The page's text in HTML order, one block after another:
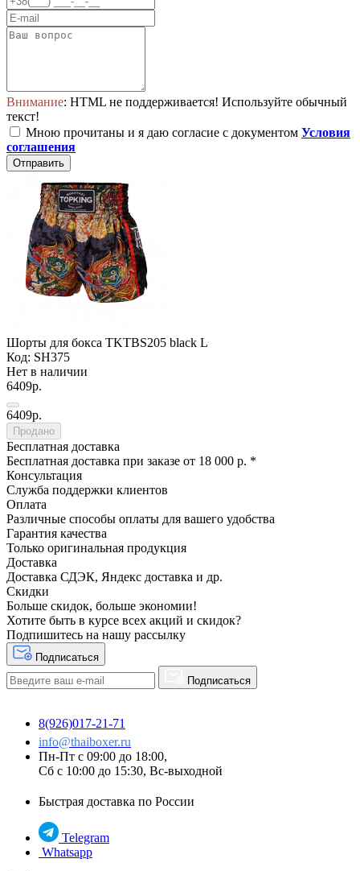
Внимание: HTML не поддерживается! Используйте обычный
текст!
Мною прочитаны и я даю согласие с документом Условия
соглашения
Отправить
Шорты для бокса TKTBS205 black L
Код: SH375
Нет в наличии
6409р.
6409р.
Продано
Бесплатная доставка
Бесплатная доставка при заказе от 18 000 р. *
Консультация
Служба поддержки клиентов
Оплата
Различные способы оплаты для вашего удобства
Гарантия качества
Только оригинальная продукция
Доставка
Доставка СДЭК, Яндекс доставка и др.
Скидки
Больше скидок, больше экономии!
Хотите быть в курсе всех акций и скидок?
Подпишитесь на нашу рассылку
Подписаться
Подписаться
8(926)017-21-71
info@thaiboxer.ru
Пн-Пт с 09:00 до 18:00,
Сб с 10:00 до 15:30, Вс-выходной
Быстрая доставка по России
Telegram
Whatsapp